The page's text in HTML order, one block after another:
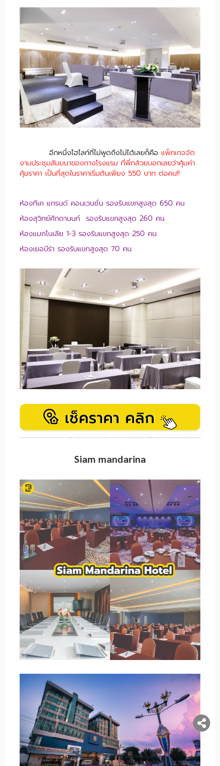
อีกหนึ่งไฮไลท์ที่ไม่พูดถึงไม่ได้เลยก็คือ แพ็กเกจจัด
งามประชุมสัมมนาของทางโรงแรม ที่พี่กล้วยบอกเลยว่าคุ้มค่า
คุ้มราคา เป็นที่สุดในราคาเริ่มต้นเพียง 550 บาท ต่อคน!!
ห้องทีเค แกรนด์ คอนเวนชั่น รองรับแขกสูงสุด 650 คน
ห้องสุวิทย์ศักดานนท์ รองรับแขกสูงสุด 260 คน
ห้องแมกโนเลีย 1-3 รองรับแขกสูงสุด 250 คน
ห้องเยอบีร่า รองรับแขกสูงสุด 70 คน
Siam mandarina